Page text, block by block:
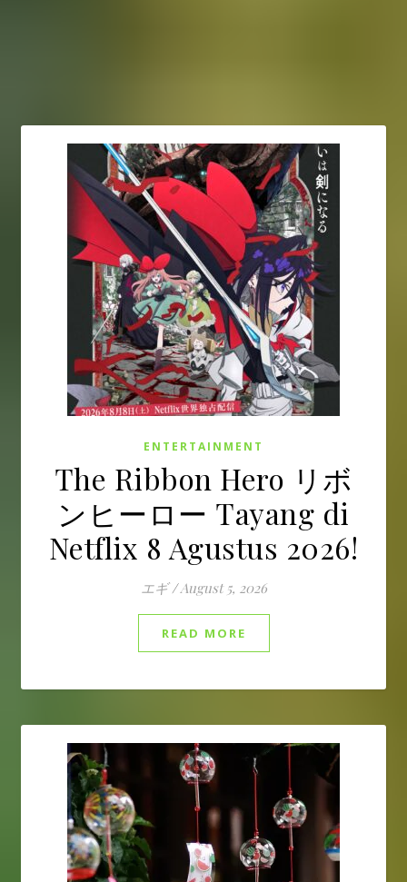
ENTERTAINMENT
The Ribbon Hero リボ
ンヒーロー Tayang di
Netflix 8 Agustus 2026!
エギ / August 5, 2026
READ MORE